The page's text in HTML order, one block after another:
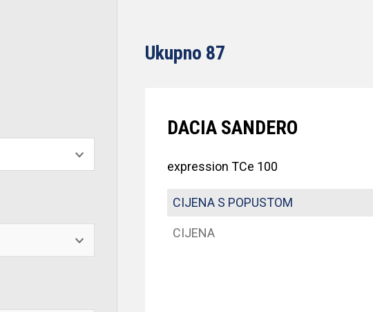
Ukupno 87
DACIA SANDERO
expression TCe 100
CIJENA S POPUSTOM
CIJENA